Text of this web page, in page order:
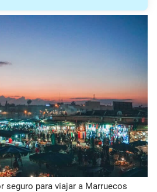
seguro para viajar a Marruecos